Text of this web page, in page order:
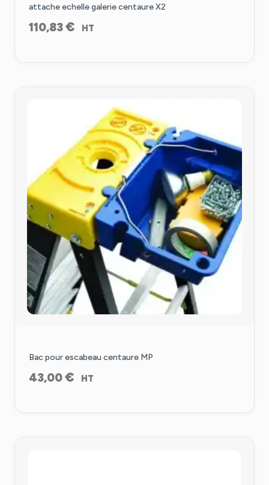
attache echelle galerie centaure X2
110,83€ HT
Bac pour escabeau centaure MP
43,00€ HT